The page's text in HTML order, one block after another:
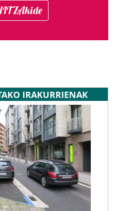
IRAKURRIENAK